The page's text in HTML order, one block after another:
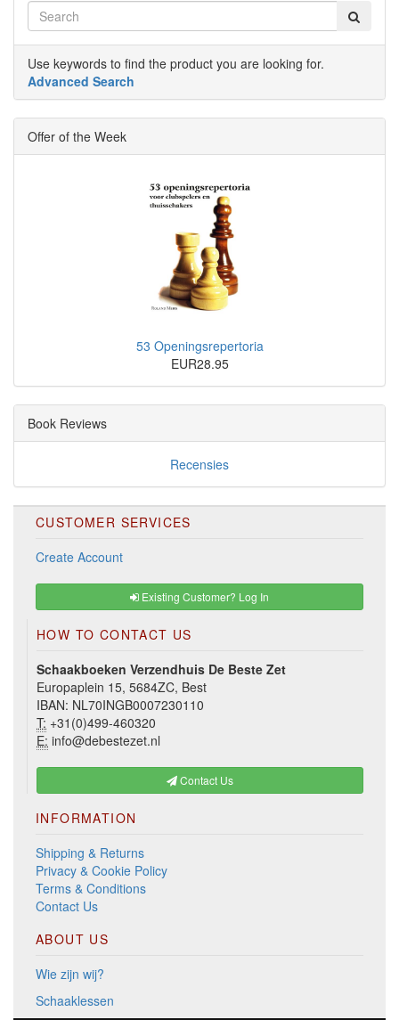
Use keywords to find the product you are looking for.
Advanced Search
Offer of the Week
53 Openingsrepertoria
EUR28.95
Book Reviews
Recensies
CUSTOMER SERVICES
Create Account
Existing Customer? Log In
HOW TO CONTACT US
Schaakboeken Verzendhuis De Beste Zet
Europaplein 15, 5684ZC, Best
IBAN: NL70INGB0007230110
T: +31(0)499-460320
E: info@debestezet.nl
Contact Us
INFORMATION
Shipping & Returns
Privacy & Cookie Policy
Terms & Conditions
Contact Us
ABOUT US
Wie zijn wij?
Schaaklessen